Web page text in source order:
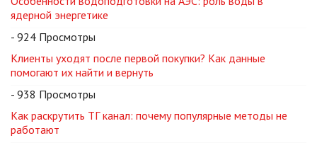
ядерной энергетике
- 924 Просмотры
Клиенты уходят после первой покупки? Как данные
помогают их найти и вернуть
- 938 Просмотры
Как раскрутить ТГ канал: почему популярные методы не
работают